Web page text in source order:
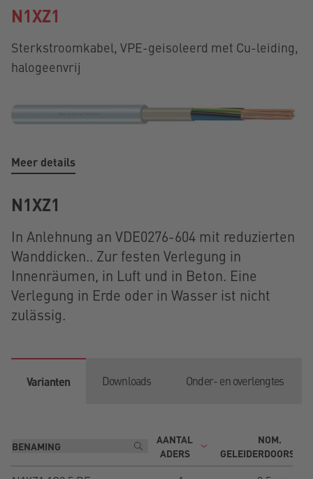
N1XZ1
Sterkstroomkabel, VPE-geisoleerd met Cu-leiding,
halogeenvrij
Meer details
N1XZ1
In Anlehnung an VDE0276-604 mit reduzierten
Wanddicken.. Zur festen Verlegung in
Innenräumen, in Luft und in Beton. Eine
Verlegung in Erde oder in Wasser ist nicht
zulässig.
Varianten Downloads Onder- en overlengtes
AANTAL
ADERS
NOM.